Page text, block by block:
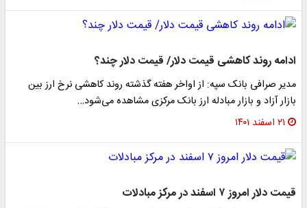
ادامه روند کاهشی قیمت دلار/ قیمت دلار چند؟
مدیر صرافی بانک سپه: از اواخر هفته گذشته روند کاهشی نرخ ارز بین
بازار آزاد و بازار مبادله ارز بانک مرکزی مشاهده می‌شود…
۲۱ اسفند ۱۴۰۱
قیمت دلار امروز ۷ اسفند در مرکز مبادلات